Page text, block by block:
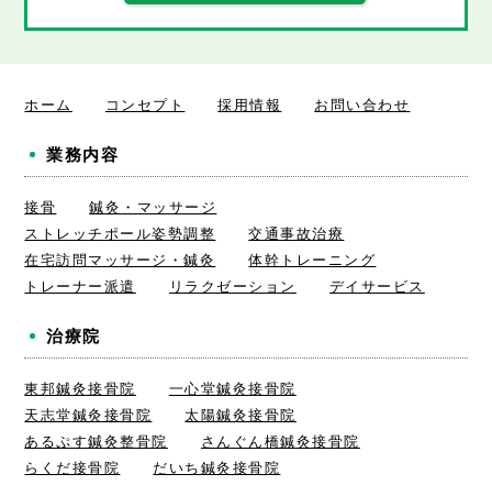
ホーム コンセプト 採用情報 お問い合わせ
業務内容
接骨
鍼灸・マッサージ
ストレッチポール姿勢調整
交通事故治療
在宅訪問マッサージ・鍼灸
体幹トレーニング
トレーナー派遣
リラクゼーション デイサービス
治療院
東邦鍼灸接骨院
一心堂鍼灸接骨院
天志堂鍼灸接骨院
太陽鍼灸接骨院
あるぷす鍼灸整骨院
さんぐん橋鍼灸接骨院
らくだ接骨院
だいち鍼灸接骨院